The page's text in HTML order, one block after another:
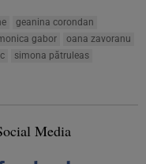
geanina corondan
gabor
oana zavoranu
simona pătruleas
Media